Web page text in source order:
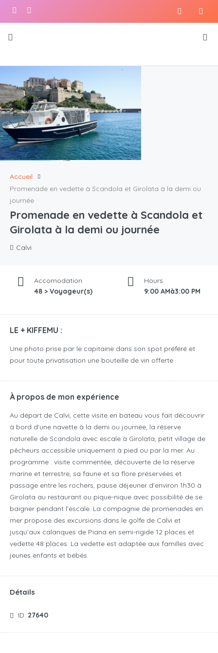
Accueil
Promenade en vedette à Scandola et Girolata à la demi ou
journée
Promenade en vedette à Scandola et
Girolata à la demi ou journée
Calvi
Accomodation
48 > Voyageur(s)
Hours
9:00 AMà3:00 PM
LE + KIFFEMU :
Une photo prise par le capitaine dans son spot préféré et
pour toute privatisation une bouteille de vin offerte
À propos de mon expérience
Au départ de Calvi, cette visite en bateau vous fait découvrir
à bord d’une navette à la demi ou journée, la réserve
naturelle de Scandola avec escale à Girolata, petit village de
pêcheurs accessible uniquement à pied ou par la mer. Au
programme : visite commentée, découverte de la réserve
marine et terrestre, sa faune et sa flore préservées et
passage entre les rochers, pause déjeuner d’environ 1h30 à
Girolata au restaurant ou pique-nique avec possibilité de se
baigner pendant l’escale. La compagnie de promenades en
mer propose des excursions dans le golfe de Calvi et
jusqu’aux calanques de Piana en semi-rigide 12 places et
vedette 48 places. La vedette est adaptée aux familles avec
jeunes enfants et bébés.
Détails
ID: 27640